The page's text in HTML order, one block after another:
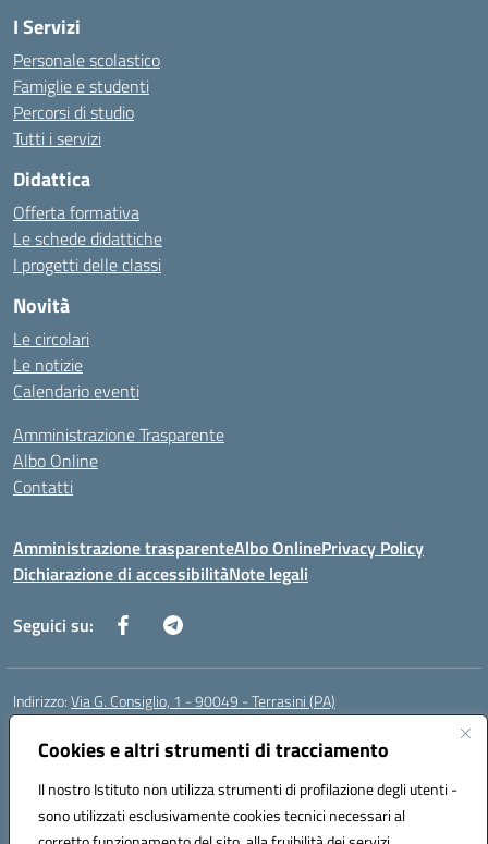
Cookies e altri strumenti di tracciamento
Il nostro Istituto non utilizza strumenti di profilazione degli utenti -
sono utilizzati esclusivamente cookies tecnici necessari al
I Servizi
Personale scolastico
Famiglie e studenti
Percorsi di studio
Tutti i servizi
Didattica
Offerta formativa
Le schede didattiche
I progetti delle classi
Novità
Le circolari
Le notizie
Calendario eventi
Amministrazione Trasparente
Albo Online
Contatti
Amministrazione trasparenteAlbo OnlinePrivacy Policy
Dichiarazione di accessibilitàNote legali
Seguici su:
Indirizzo:Via G. Consiglio, 1 - 90049 - Terrasini (PA)
Centralino:
Posta elettronica certificata (PEC):paic88700d@pec.istruzione.it
Codice fiscale: 80025710825
Codice meccanografico:PAIC88700D
Codice Indice delle Pubbliche Amministrazioni (IPA): istsc_paic88700d